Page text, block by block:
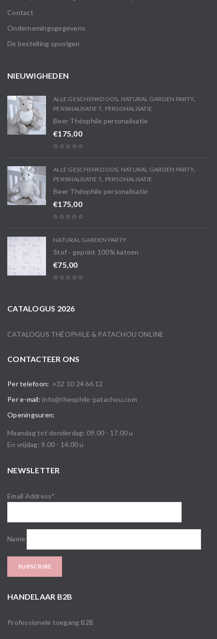
Contact
Ondernemingsgegevens
De bestelling opvolgen
NIEUWIGHEDEN
ALLE GESCHENKDOOS, NATURAL GARDEN PARTY,
PERSINALISATIE T, PERSONALISATIE
Beer Théophile personalisatie
€175,00
ALLE GESCHENKDOOS, NATURAL GARDEN PARTY,
PERSINALISATIE T, PERSONALISATIE
Beer Théophile personalisatie
€175,00
NATURAL GARDEN PARTY
Stof - geprint 100% katoen
€75,00
CATALOGUS 2026
CATALOGUS THÉOPHILE & PATACHOU ONLINE
CONTACTEER ONS
Per telefoon: +32 10 24 66 12
Per e-mail: info@theophile-patachou.com
Openingsuren:
Maandag tot donderdag: 09.00 - 17.00 u
En vrijdag: 9.00 - 14.00 u
NEWSLETTER
Email Address*
Name
HANDELAAR B2B
Professionele toegang B2B